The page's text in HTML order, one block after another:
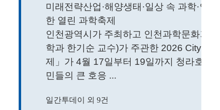
미래전략산업·해양생태·일상 속 과학·인
한 열린 과학축제
인천광역시가 주최하고 인천과학문화거
학과 한기순 교수)가 주관한 2026 City of
제」가 4월 17일부터 19일까지 청라호수
민들의 큰 호응 ...
일간투데이 외 9건